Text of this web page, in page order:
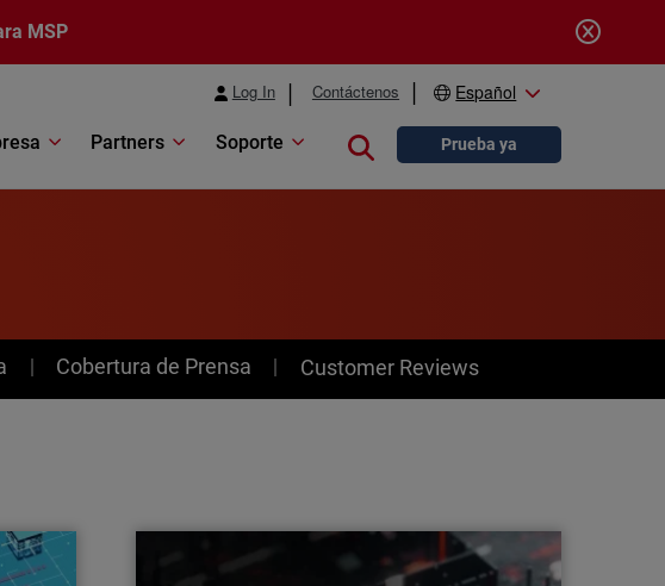
MSP
Log In Contáctenos Español
Partners Soporte Close searchPrueba ya
Cobertura de Prensa Customer Reviews